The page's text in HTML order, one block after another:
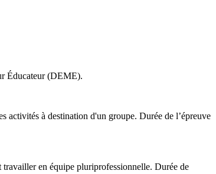
Éducateur (DEME).
activités à destination d'un groupe. Durée de l’épreuve
en équipe pluriprofessionnelle. Durée de